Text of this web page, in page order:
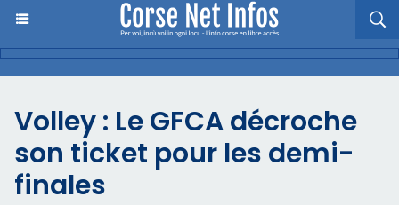
Volley : Le GFCA décroche
son ticket pour les demi-
finales